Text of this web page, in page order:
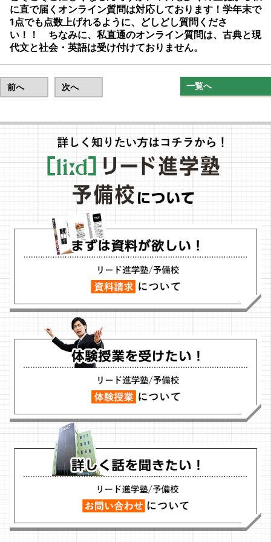
に直で届くオンライン質問は対応しております！学年末で
1点でも点数上げれるように、どしどし質問くださ
い！！ ちなみに、私直通のオンライン質問は、古典と現
代文と社会・英語は受け付けておりません。
前へ 次へ 一覧へ